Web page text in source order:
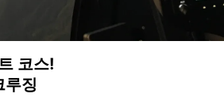
코스!
루징